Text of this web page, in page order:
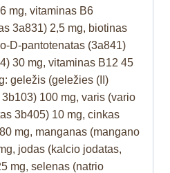
mg, vitaminas B6
3a831) 2,5 mg, biotinas
D-pantotenatas (3a841)
30 mg, vitaminas B12 45
geležis (geležies (II)
100 mg, varis (vario
3b405) 10 mg, cinkas
mg, manganas (mangano
jodas (kalcio jodatas,
mg, selenas (natrio